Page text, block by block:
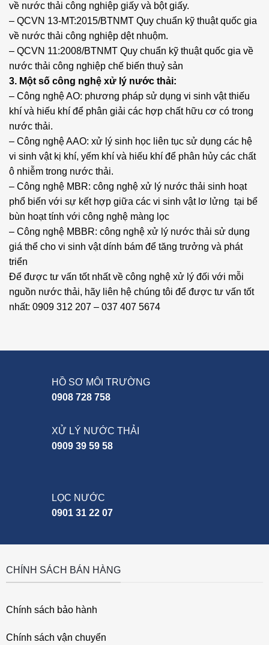
về nước thải công nghiệp giấy và bột giấy.
– QCVN 13-MT:2015/BTNMT Quy chuẩn kỹ thuật quốc gia
về nước thải công nghiệp dệt nhuộm.
– QCVN 11:2008/BTNMT Quy chuẩn kỹ thuật quốc gia về
nước thải công nghiệp chế biến thuỷ sản
3. Một số công nghệ xử lý nước thải:
– Công nghệ AO: phương pháp sử dụng vi sinh vật thiếu
khí và hiếu khí để phân giải các hợp chất hữu cơ có trong
nước thải.
– Công nghệ AAO: xử lý sinh học liên tục sử dụng các hệ
vi sinh vật kị khí, yếm khí và hiếu khí để phân hủy các chất
ô nhiễm trong nước thải.
– Công nghệ MBR: công nghệ xử lý nước thải sinh hoạt
phổ biến với sự kết hợp giữa các vi sinh vật lơ lửng tại bể
bùn hoạt tính với công nghệ màng lọc
– Công nghệ MBBR: công nghệ xử lý nước thải sử dụng
giá thể cho vi sinh vật dính bám để tăng trưởng và phát
triển
Để được tư vấn tốt nhất về công nghệ xử lý đối với mỗi
nguồn nước thải, hãy liên hệ chúng tôi để được tư vấn tốt
nhất: 0909 312 207 – 037 407 5674
HỒ SƠ MÔI TRƯỜNG
0908 728 758
XỬ LÝ NƯỚC THẢI
0909 39 59 58
LỌC NƯỚC
0901 31 22 07
CHÍNH SÁCH BÁN HÀNG
Chính sách bảo hành
Chính sách vận chuyển